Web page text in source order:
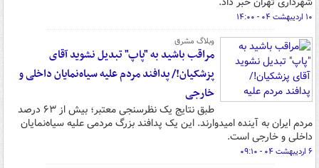
۱۰ اردیبهشت ۰۴ - ۱۴:۰۰
وبلاگ مشرق
مراقب باشید به "پاپ" تبدیل نشوید آقای
پزشکیان!/ پدافند مردم علیه سیاه‌نمایان داخلی و
خارجی
طبق نتایج یک نظرسنجی معتبر؛ بیش از ۶۳ درصد
مردم ایران به آینده امیدوارند. این یک پدافند بزرگ مردمی علیه سیاه‌نمایان
داخلی و خارجی است.
۶ اردیبهشت ۰۴ - ۰۹:۱۰